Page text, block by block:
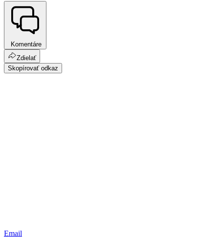
Komentáre
Zdielať
Skopírovať odkaz
Email